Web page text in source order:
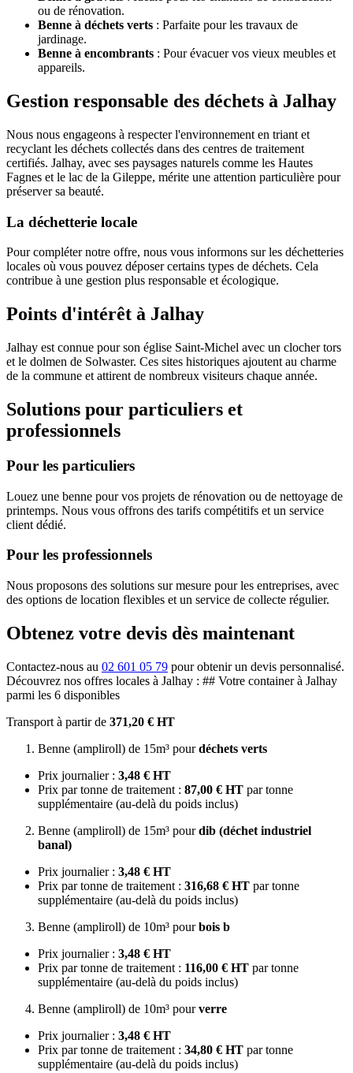
ou de rénovation.
Benne à déchets verts : Parfaite pour les travaux de
jardinage.
Benne à encombrants : Pour évacuer vos vieux meubles et
appareils.
Gestion responsable des déchets à Jalhay
Nous nous engageons à respecter l'environnement en triant et
recyclant les déchets collectés dans des centres de traitement
certifiés. Jalhay, avec ses paysages naturels comme les Hautes
Fagnes et le lac de la Gileppe, mérite une attention particulière pour
préserver sa beauté.
La déchetterie locale
Pour compléter notre offre, nous vous informons sur les déchetteries
locales où vous pouvez déposer certains types de déchets. Cela
contribue à une gestion plus responsable et écologique.
Points d'intérêt à Jalhay
Jalhay est connue pour son église Saint-Michel avec un clocher tors
et le dolmen de Solwaster. Ces sites historiques ajoutent au charme
de la commune et attirent de nombreux visiteurs chaque année.
Solutions pour particuliers et
professionnels
Pour les particuliers
Louez une benne pour vos projets de rénovation ou de nettoyage de
printemps. Nous vous offrons des tarifs compétitifs et un service
client dédié.
Pour les professionnels
Nous proposons des solutions sur mesure pour les entreprises, avec
des options de location flexibles et un service de collecte régulier.
Obtenez votre devis dès maintenant
Contactez-nous au 02 601 05 79 pour obtenir un devis personnalisé.
Découvrez nos offres locales à Jalhay : ## Votre container à Jalhay
parmi les 6 disponibles
Transport à partir de 371,20 € HT
Benne (ampliroll) de 15m³ pourdéchets verts
Prix journalier : 3,48 € HT
Prix par tonne de traitement : 87,00 € HT par tonne
supplémentaire (au-delà du poids inclus)
Benne (ampliroll) de 15m³ pourdib (déchet industriel
banal)
Prix journalier : 3,48 € HT
Prix par tonne de traitement : 316,68 € HT par tonne
supplémentaire (au-delà du poids inclus)
Benne (ampliroll) de 10m³ pourbois b
Prix journalier : 3,48 € HT
Prix par tonne de traitement : 116,00 € HT par tonne
supplémentaire (au-delà du poids inclus)
Benne (ampliroll) de 10m³ pourverre
Prix journalier : 3,48 € HT
Prix par tonne de traitement : 34,80 € HT par tonne
supplémentaire (au-delà du poids inclus)